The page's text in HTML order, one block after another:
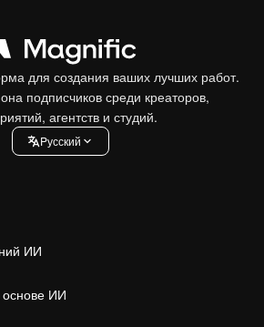
для создания ваших лучших работ.
подписчиков среди креаторов,
агентств и студий.
Pусский
ИИ
основе ИИ